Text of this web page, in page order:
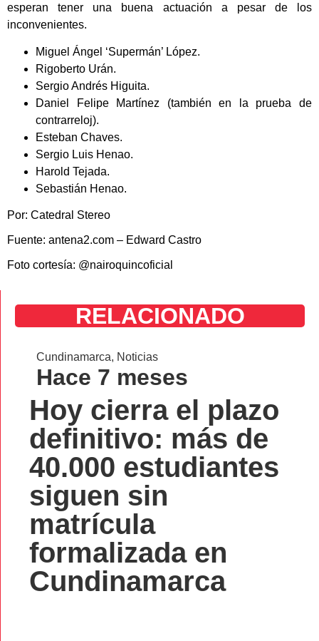
esperan tener una buena actuación a pesar de los
inconvenientes.
Miguel Ángel ‘Supermán’ López.
Rigoberto Urán.
Sergio Andrés Higuita.
Daniel Felipe Martínez (también en la prueba de
contrarreloj).
Esteban Chaves.
Sergio Luis Henao.
Harold Tejada.
Sebastián Henao.
Por: Catedral Stereo
Fuente: antena2.com – Edward Castro
Foto cortesía: @nairoquincoficial
RELACIONADO
Cundinamarca, Noticias
Hace 7 meses
Hoy cierra el plazo
definitivo: más de
40.000 estudiantes
siguen sin
matrícula
formalizada en
Cundinamarca